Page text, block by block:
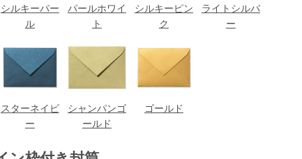
シルキーパー
ル
パールホワイ
ト
シルキーピン
ク
ライトシルバ
ー
スターネイビ
ー
シャンパンゴ
ールド
ゴールド